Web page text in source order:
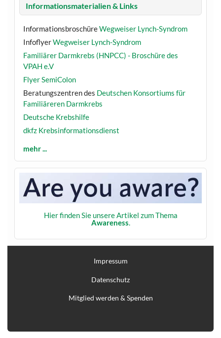
Informationsmaterialien & Links
InformationsbroschüreWegweiser Lynch-Syndrom
InfoflyerWegweiser Lynch-Syndrom
Familiärer Darmkrebs (HNPCC) - Broschüre des
VPAH e.V
Flyer SemiColon
Beratungszentren des Deutschen Konsortiums für
Familiäreren Darmkrebs
Deutsche Krebshilfe
dkfz Krebsinformationsdienst
mehr ...
Hier finden Sie unsere Artikel zum Thema
Awareness.
Impressum
Datenschutz
Mitglied werden & Spenden